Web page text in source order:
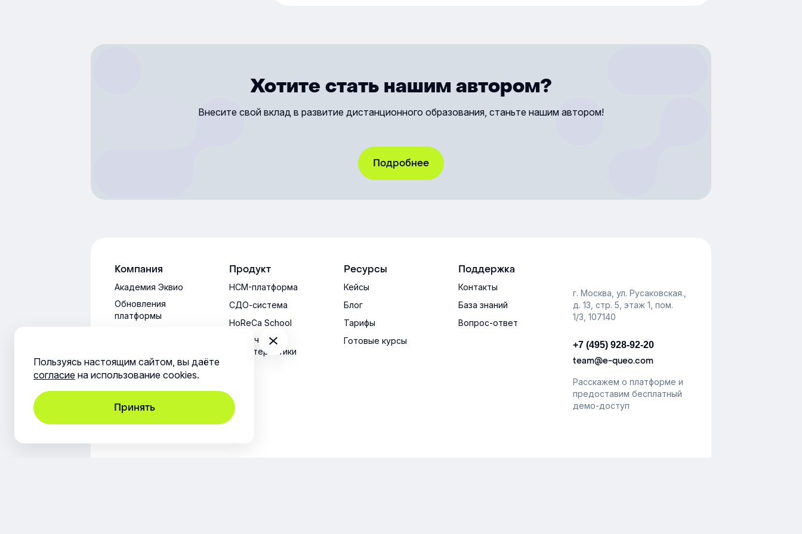
относятся охрана труда, пожарная
именно нужно учить — зависит
ответственности сотрудника.
обязательного обучения существуют,
кому они нужны и как выстроить этот
процесс.
Хотите стать нашим автором?
Внесите свой вклад в развитие дистанционного образования, станьте нашим автором!
Подробнее
г. Москва, ул. Русаковская.,
д. 13, стр. 5, этаж 1, пом.
1/3, 107140
+7 (495) 928-92-20
team@e-queo.com
Расскажем о платформе и
предоставим бесплатный
демо-доступ
Компания
Академия Эквио
Обновления
платформы
Продукт
HCM-платформа
СДО-система
HoReCa School
Технические
характеристики
Ресурсы
Кейсы
Блог
Тарифы
Готовые курсы
Поддержка
Контакты
База знаний
Вопрос-ответ
Пользуясь настоящим сайтом, вы даёте
согласие на использование cookies.
Принять